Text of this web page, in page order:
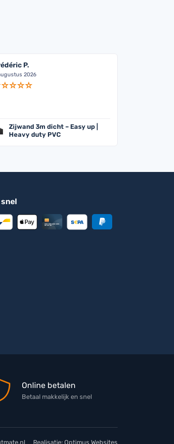
P.
2026
Zijwand 3m dicht – Easy up |
Heavy duty PVC
Online betalen
Betaal makkelijk en snel
Realisatie: Optimus Websites